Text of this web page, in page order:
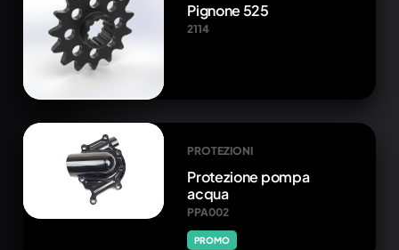
Pignone 525
2114
PROTEZIONI
Protezione pompa
acqua
PPA002
PROMO